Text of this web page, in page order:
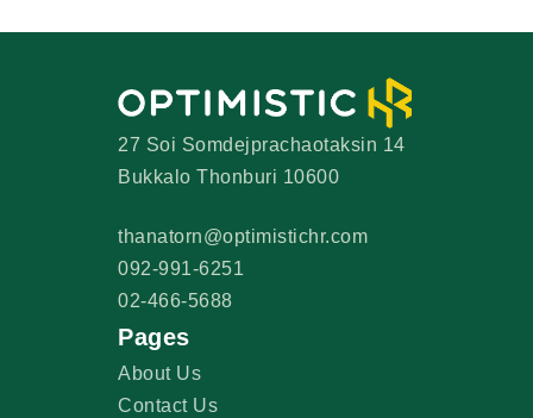
27 Soi Somdejprachaotaksin 14
Bukkalo Thonburi 10600
thanatorn@optimistichr.com
092-991-6251
02-466-5688
Pages
About Us
Contact Us